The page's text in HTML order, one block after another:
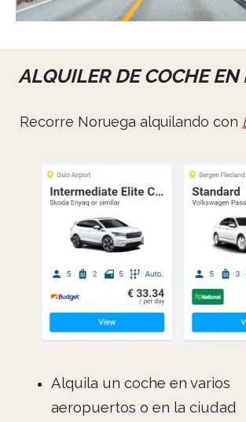
ALQUILER DE COCHE EN
Recorre Noruega alquilando con
Alquila un coche en varios
aeropuertos o en la ciudad